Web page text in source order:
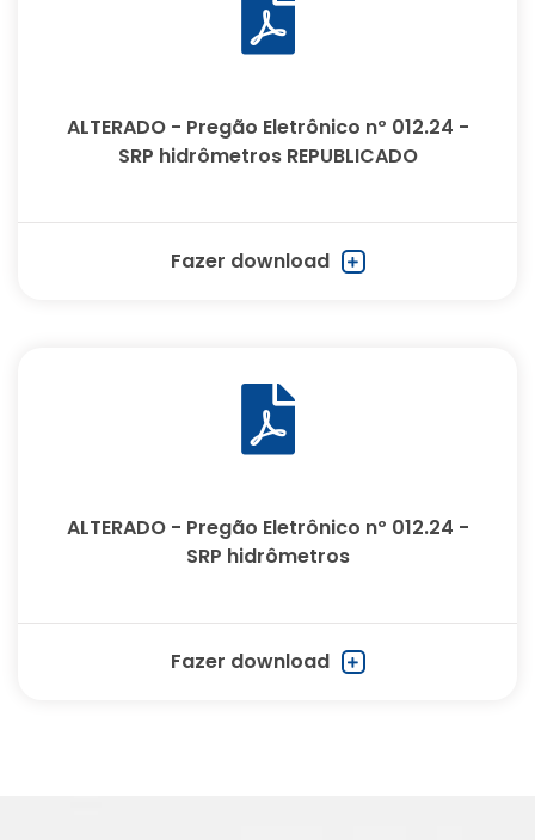
ALTERADO - Pregão Eletrônico nº 012.24 -
SRP hidrômetros REPUBLICADO
Fazer download
ALTERADO - Pregão Eletrônico nº 012.24 -
SRP hidrômetros
Fazer download